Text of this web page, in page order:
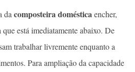
dacomposteira domésticaencher,
está imediatamente abaixo. De
trabalhar livremente enquanto a
Para ampliação da capacidade